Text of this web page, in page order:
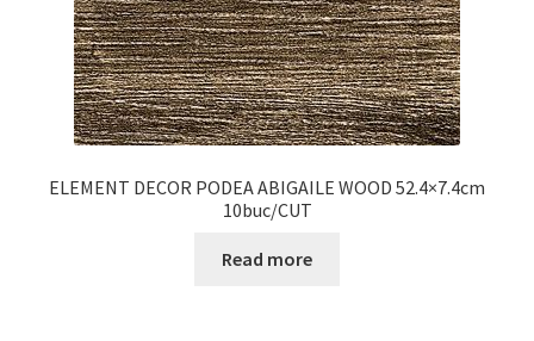
ELEMENT DECOR PODEA ABIGAILE WOOD 52.4×7.4cm
10buc/CUT
Read more